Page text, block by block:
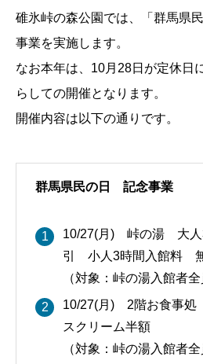
碓氷峠の森公園では、「群馬県
事業を実施します。
なお本年は、10月28日が定休日
らしての開催となります。
開催内容は以下の通りです。
群馬県民の日 記念事業
10/27(月) 峠の湯 大
引 小人3時間入館料
（対象：峠の湯入館者全
10/27(月) 2階お食事処
スクリーム半額
（対象：峠の湯入館者全